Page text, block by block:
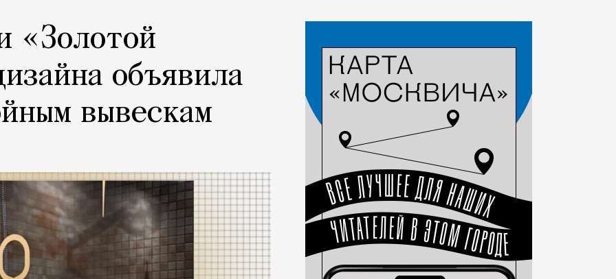
«Золотой
объявила
вывескам